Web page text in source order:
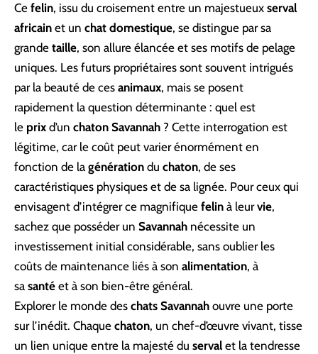
Ce felin, issu du croisement entre un majestueux serval
africain et un chat domestique, se distingue par sa
grande taille, son allure élancée et ses motifs de pelage
uniques. Les futurs propriétaires sont souvent intrigués
par la beauté de ces animaux, mais se posent
rapidement la question déterminante : quel est
le prix d’un chaton Savannah ? Cette interrogation est
légitime, car le coût peut varier énormément en
fonction de la génération du chaton, de ses
caractéristiques physiques et de sa lignée. Pour ceux qui
envisagent d’intégrer ce magnifique felin à leurvie,
sachez que posséder un Savannah nécessite un
investissement initial considérable, sans oublier les
coûts de maintenance liés à son alimentation, à
sa santé et à son bien-être général.
Explorer le monde des chats Savannah ouvre une porte
sur l’inédit. Chaque chaton, un chef-d’œuvre vivant, tisse
un lien unique entre la majesté du serval et la tendresse